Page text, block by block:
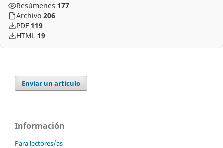
Resúmenes 177
Archivo 206
PDF 119
HTML 19
Enviar un artículo
Información
Para lectores/as